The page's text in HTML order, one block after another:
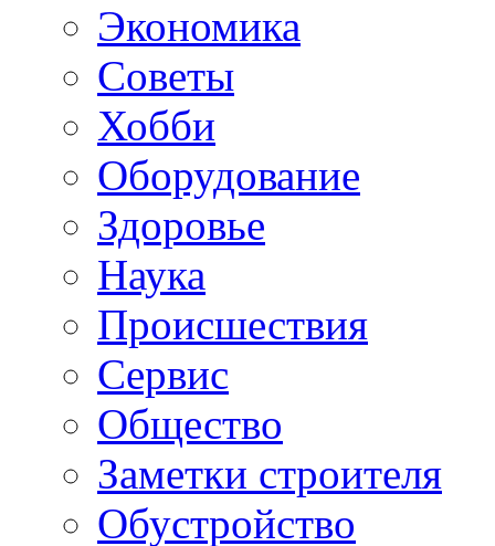
Экономика
Советы
Хобби
Oборудование
Здоровье
Наука
Происшествия
Сервис
Общество
Заметки строителя
Обустройство